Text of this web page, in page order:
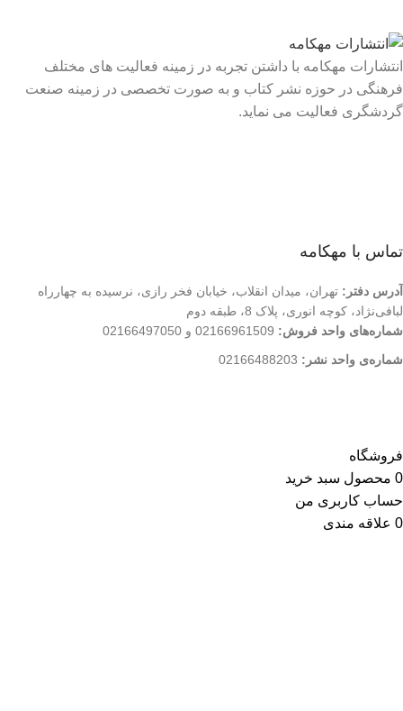
انتشارات مهکامه با داشتن تجربه در زمینه فعالیت های مختلف
فرهنگی در حوزه نشر کتاب و به صورت تخصصی در زمینه صنعت
گردشگری فعالیت می نماید.
تماس با مهکامه
آدرس دفتر: تهران، میدان انقلاب، خیابان فخر رازی، نرسیده به چهارراه
لبافی‌نژاد، کوچه انوری، پلاک 8، طبقه دوم
شماره‌های واحد فروش: 02166961509 و 02166497050
شماره‌‌ی واحد نشر:
فروشگاه
0 محصول سبد خرید
حساب کاربری من
0 علاقه مندی